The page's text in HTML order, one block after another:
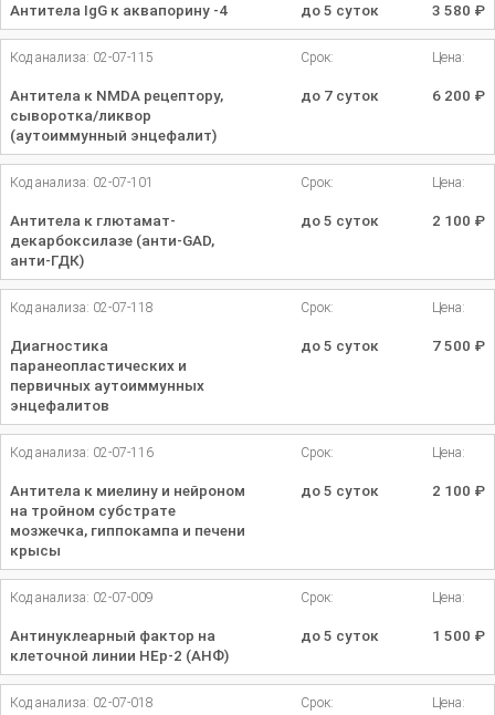
Антитела IgG к аквапорину -4 до 5 суток 3 580 ₽
Код анализа: 02-07-115
Антитела к NMDA рецептору,
сыворотка/ликвор
(аутоиммунный энцефалит)
Срок:
до 7 суток
Цена:
6 200 ₽
Код анализа: 02-07-101
Антитела к глютамат-
декарбоксилазе (анти-GAD,
анти-ГДК)
Срок:
до 5 суток
Цена:
2 100 ₽
Код анализа: 02-07-118
Диагностика
паранеопластических и
первичных аутоиммунных
энцефалитов
Срок:
до 5 суток
Цена:
7 500 ₽
Код анализа: 02-07-116
Антитела к миелину и нейроном
на тройном субстрате
мозжечка, гиппокампа и печени
крысы
Срок:
до 5 суток
Цена:
2 100 ₽
Код анализа: 02-07-009
Антинуклеарный фактор на
клеточной линии HEp-2 (АНФ)
Срок:
до 5 суток
Цена:
1 500 ₽
Код анализа: 02-07-018 Срок: Цена: